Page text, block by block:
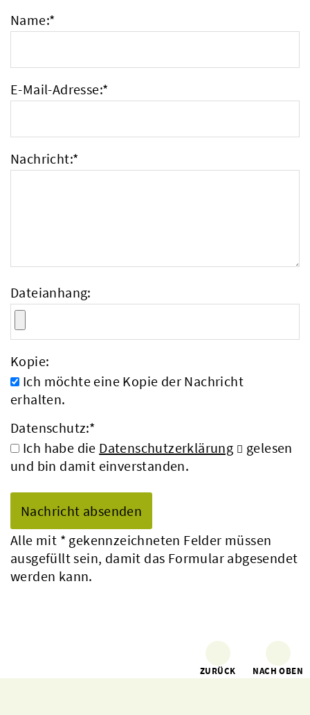
Name:*
E-Mail-Adresse:*
Nachricht:*
Dateianhang:
Kopie:
Ich möchte eine Kopie der Nachricht
erhalten.
Datenschutz:*
Ich habe die Datenschutzerklärung
gelesen
und bin damit einverstanden.
Alle mit * gekennzeichneten Felder müssen
ausgefüllt sein, damit das Formular abgesendet
werden kann.
ZURÜCK NACH OBEN